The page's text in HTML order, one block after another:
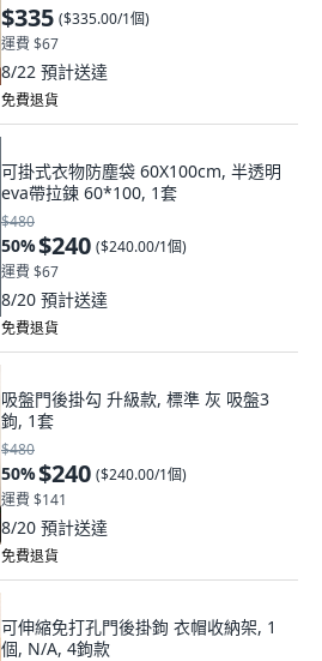
$335 ($335.00/1個)
運費 $67
8/22 預計送達
免費退貨
可掛式衣物防塵袋 60X100cm, 半透明
eva帶拉鍊 60*100, 1套
$480
50%$240 ($240.00/1個)
運費 $67
8/20 預計送達
免費退貨
吸盤門後掛勾 升級款, 標準 灰 吸盤3
鉤, 1套
$480
50%$240 ($240.00/1個)
運費 $141
8/20 預計送達
免費退貨
可伸縮免打孔門後掛鉤 衣帽收納架, 1
個, N/A, 4鉤款